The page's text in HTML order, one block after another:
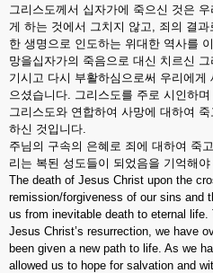
그리스도께서 십자가에 죽으신 것은
게 하는 것에서 그치지 않고, 죄의 결
한 생명으로 인도하는 위대한 역사를
망을십자가의 죽음으로 대신 치르신
기시고 다시 부활하심으로써 우리에
으셨습니다. 그리스도를 주로 시인하
그리스도와 연합하여 사망에 대하여
하신 것입니다.
주님의 구속의 은혜로 죄에 대하여 죽
리는 복된 성도들이 되었음을 기억해
The death of Jesus Christ upon the
remission/forgiveness of our sins and
us from inevitable death to eternal
Jesus Christ’s resurrection, we have
been given a new path to life. As we
allowed us to hope for salvation and